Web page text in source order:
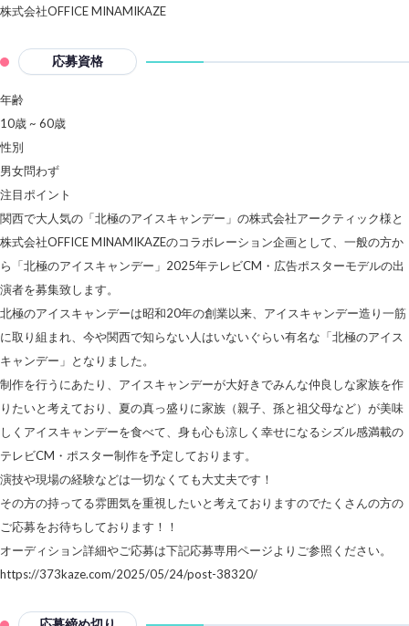
株式会社OFFICE MINAMIKAZE
応募資格
年齢
10歳 ~ 60歳
性別
男女問わず
注目ポイント
関西で大人気の「北極のアイスキャンデー」の株式会社アークティック様と
株式会社OFFICE MINAMIKAZEのコラボレーション企画として、一般の方か
ら「北極のアイスキャンデー」2025年テレビCM・広告ポスターモデルの出
演者を募集致します。
北極のアイスキャンデーは昭和20年の創業以来、アイスキャンデー造り一筋
に取り組まれ、今や関西で知らない人はいないぐらい有名な「北極のアイス
キャンデー」となりました。
制作を行うにあたり、アイスキャンデーが大好きでみんな仲良しな家族を作
りたいと考えており、夏の真っ盛りに家族（親子、孫と祖父母など）が美味
しくアイスキャンデーを食べて、身も心も涼しく幸せになるシズル感満載の
テレビCM・ポスター制作を予定しております。
演技や現場の経験などは一切なくても大丈夫です！
その方の持ってる雰囲気を重視したいと考えておりますのでたくさんの方の
ご応募をお待ちしております！！
オーディション詳細やご応募は下記応募専用ページよりご参照ください。
https://373kaze.com/2025/05/24/post-38320/